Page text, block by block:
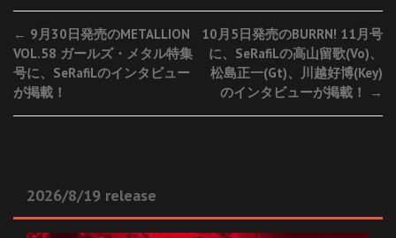
Post
navigation
← 9月30日発売のMETALLION
VOL.58 ガールズ・メタル特集
号に、SeRafiLのインタビュー
が掲載！
10月5日発売のBURRN! 11月号
に、SeRafiLの高山留歌(Vo)、
松島正一(Gt)、川越好博(Key)
のインタビューが掲載！
→
2026/8/19 release